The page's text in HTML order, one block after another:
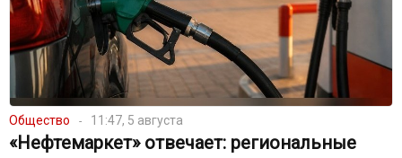
Общество 11:47, 5 августа
«Нефтемаркет» отвечает: региональные